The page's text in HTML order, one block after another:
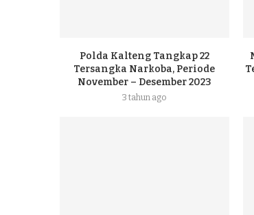
Polda Kalteng Tangkap 22
Tersangka Narkoba, Periode
November – Desember 2023
3 tahun ago